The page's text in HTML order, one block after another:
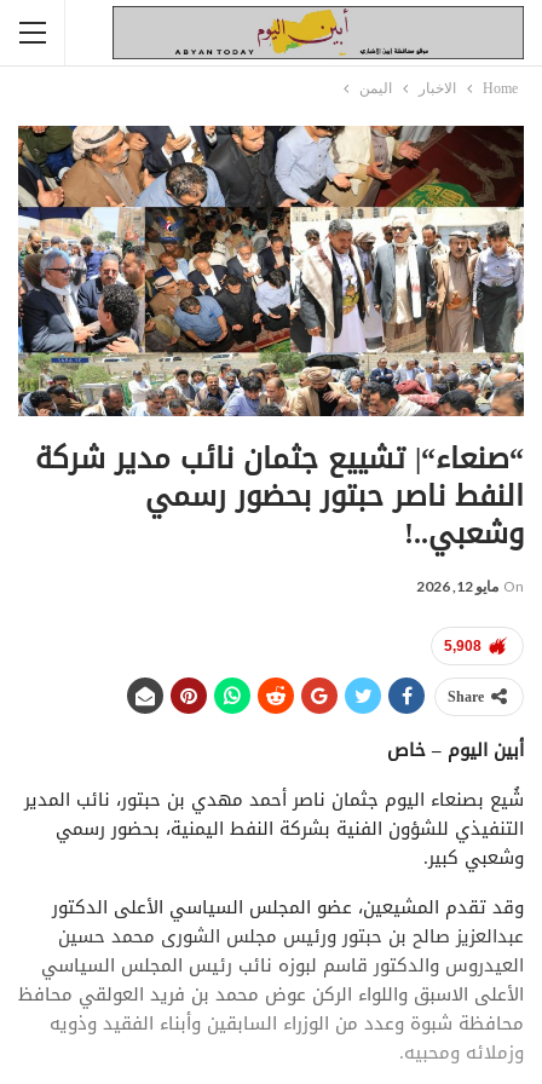
Home الاخبار اليمن
“صنعاء“| تشييع جثمان نائب مدير شركة
النفط ناصر حبتور بحضور رسمي
وشعبي..!
On مايو 12, 2026
5,908
Share
أبين اليوم – خاص
شُيع بصنعاء اليوم جثمان ناصر أحمد مهدي بن حبتور، نائب المدير
التنفيذي للشؤون الفنية بشركة النفط اليمنية، بحضور رسمي
وشعبي كبير.
وقد تقدم المشيعين، عضو المجلس السياسي الأعلى الدكتور
عبدالعزيز صالح بن حبتور ورئيس مجلس الشورى محمد حسين
العيدروس والدكتور قاسم لبوزه نائب رئيس المجلس السياسي
الأعلى الاسبق واللواء الركن عوض محمد بن فريد العولقي محافظ
محافظة شبوة وعدد من الوزراء السابقين وأبناء الفقيد وذويه
وزملائه ومحبيه.